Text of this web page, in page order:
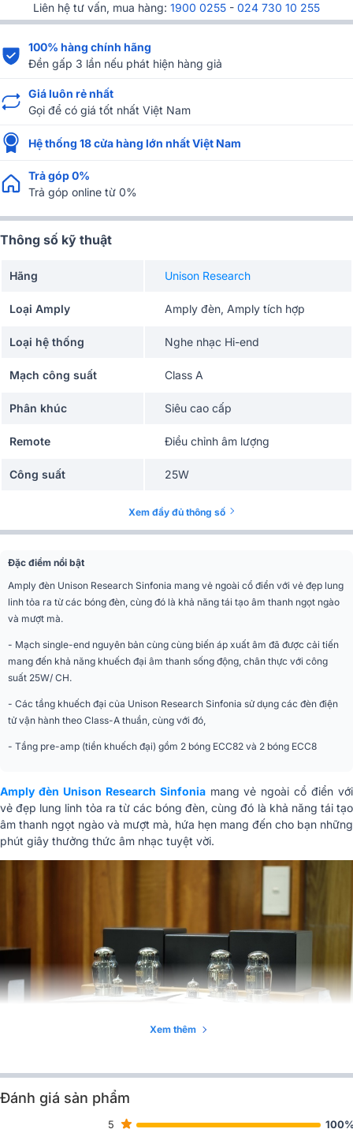
Liên hệ tư vấn, mua hàng: 1900 0255 - 024 730 10 255
100% hàng chính hãng
Đền gấp 3 lần nếu phát hiện hàng giả
Giá luôn rẻ nhất
Gọi để có giá tốt nhất Việt Nam
Hệ thống 18 cửa hàng lớn nhất Việt Nam
Trả góp 0%
Trả góp online từ 0%
Thông số kỹ thuật
Hãng Unison Research
Loại Amply Amply đèn, Amply tích hợp
Loại hệ thống Nghe nhạc Hi-end
Mạch công suất Class A
Phân khúc Siêu cao cấp
Remote Điều chỉnh âm lượng
Công suất 25W
20Hz – 30KHz
ECC83
Công suất tiêu thụ
500W max
Kết nối vào 4 line, 1 tape
Kết nối ra
1 tape, 1 subwoofer, loudspeakers
Kích thước
44 x 42 x 21 cm
Trọng lượng 24.95kg
Xem đầy đủ thông số
Đặc điểm nổi bật
Amply đèn Unison Research Sinfonia mang vẻ ngoài cổ điển với vẻ đẹp lung
linh tỏa ra từ các bóng đèn, cùng đó là khả năng tái tạo âm thanh ngọt ngào
và mượt mà.
- Mạch single-end nguyên bản cùng cùng biến áp xuất âm đã được cải tiến
mang đến khả năng khuếch đại âm thanh sống động, chân thực với công
suất 25W/ CH.
- Các tầng khuếch đại của Unison Research Sinfonia sử dụng các đèn điện
tử vận hành theo Class-A thuần, cùng với đó,
- Tầng pre-amp (tiền khuếch đại) gồm 2 bóng ECC82 và 2 bóng ECC8
Amply đèn Unison Research Sinfoniamang vẻ ngoài cổ điển với
vẻ đẹp lung linh tỏa ra từ các bóng đèn, cùng đó là khả năng tái tạo
âm thanh ngọt ngào và mượt mà, hứa hẹn mang đến cho bạn những
phút giây thưởng thức âm nhạc tuyệt vời.
Những đặc điểm nổi bật của amply đèn Unison Research
Sinfonia
- Sở hữu thiết kế tinh tế và sang trọng với kích thước không quá
Xem thêm
Đánh giá sản phẩm
5